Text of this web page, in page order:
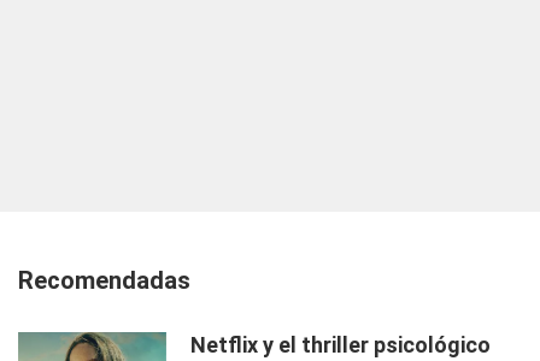
Recomendadas
Netflix y el thriller psicológico